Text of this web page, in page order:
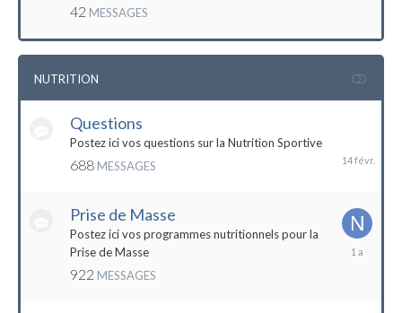
42 MESSAGES
NUTRITION
Questions
Postez ici vos questions sur la Nutrition Sportive
688 MESSAGES
Prise de Masse
Postez ici vos programmes nutritionnels pour la
Prise de Masse
922 MESSAGES
19